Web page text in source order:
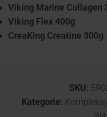
Viking Marine Collagen
Viking Flex 400g
CreaKing Creatine 300g
SKU:
Kategorie: